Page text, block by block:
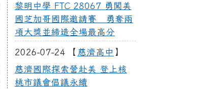
黎明中學 FTC 28067 勇闖美
國芝加哥國際邀請賽 勇奪兩
項大獎並締造全場最高分
2026-07-24 【 慈濟高中 】
慈濟國際探索營赴美 登上核
桃市議會倡議永續